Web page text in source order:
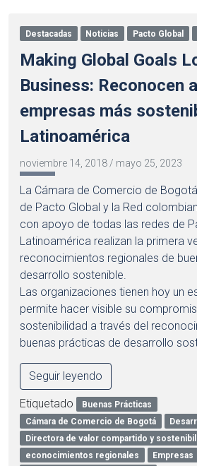
Destacadas Noticias Pacto Global
Making Global Goals
Business: Reconocen
empresas más
Latinoamérica
noviembre 14, 2018 / mayo 25, 2023
La Cámara de Comercio de
de Pacto Global y la Red
con apoyo de todas las redes de
Latinoamérica realizan la primera
reconocimientos regionales de
desarrollo sostenible.
Las organizaciones tienen hoy un
permite hacer visible su
sostenibilidad a través del
buenas prácticas de desarrollo
Seguir leyendo
Etiquetado
Buenas Prácticas
Cámara de Comercio de Bogotá
Directora de valor compartido y
econocimientos regionales
Empresas